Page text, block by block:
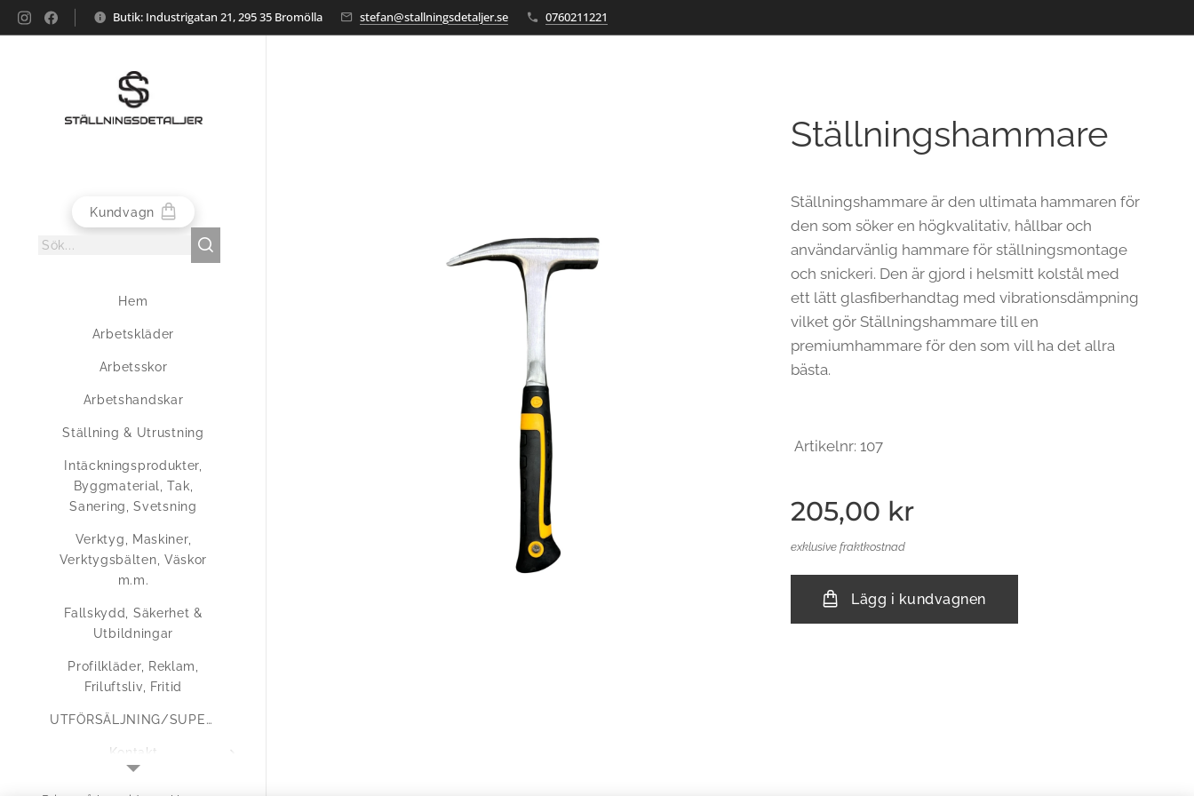
Butik: Industrigatan 21, 295 35 Bromölla stefan@stallningsdetaljer.se 0760211221
Kundvagn
Hem
Arbetskläder
Arbetsskor
Arbetshandskar
Ställning & Utrustning
Intäckningsprodukter,
Byggmaterial, Tak,
Sanering, Svetsning
Verktyg, Maskiner,
Verktygsbälten, Väskor
m.m.
Fallskydd, Säkerhet &
Utbildningar
Profilkläder, Reklam,
Friluftsliv, Fritid
UTFÖRSÄLJNING/SUPERERBJUDANDEN
Kontakt
Ställningshammare
Ställningshammare är den ultimata hammaren för
den som söker en högkvalitativ, hållbar och
användarvänlig hammare för ställningsmontage
och snickeri. Den är gjord i helsmitt kolstål med
ett lätt glasfiberhandtag med vibrationsdämpning
vilket gör Ställningshammare till en
premiumhammare för den som vill ha det allra
bästa.
Artikelnr: 107
205,00 kr
exklusive fraktkostnad
Lägg i kundvagnen